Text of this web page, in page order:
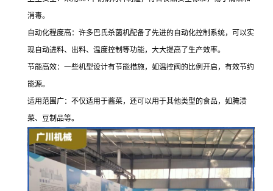
消毒。
自动化程度高：许多巴氏杀菌机配备了先进的自动化控制系统，可以实
现自动进料、出料、温度控制等功能，大大提高了生产效率。
节能高效：一些机型设计有节能措施，如温控阀的比例开启，有效节约
能源。
适用范围广：不仅适用于酱菜，还可以用于其他类型的食品，如腌渍
菜、豆制品等。